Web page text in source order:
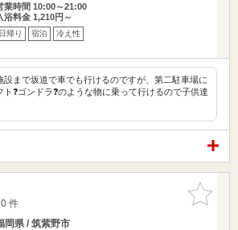
業時間 10:00～21:00
浴料金 1,210円～
日帰り 宿泊 冷え性
設まで坂道で車でも行けるのですが、第二駐車場に
❓ゴンドラ❓のような物に乗って行けるので子供達
お気に入
りに追加
件
岡県 / 筑紫野市